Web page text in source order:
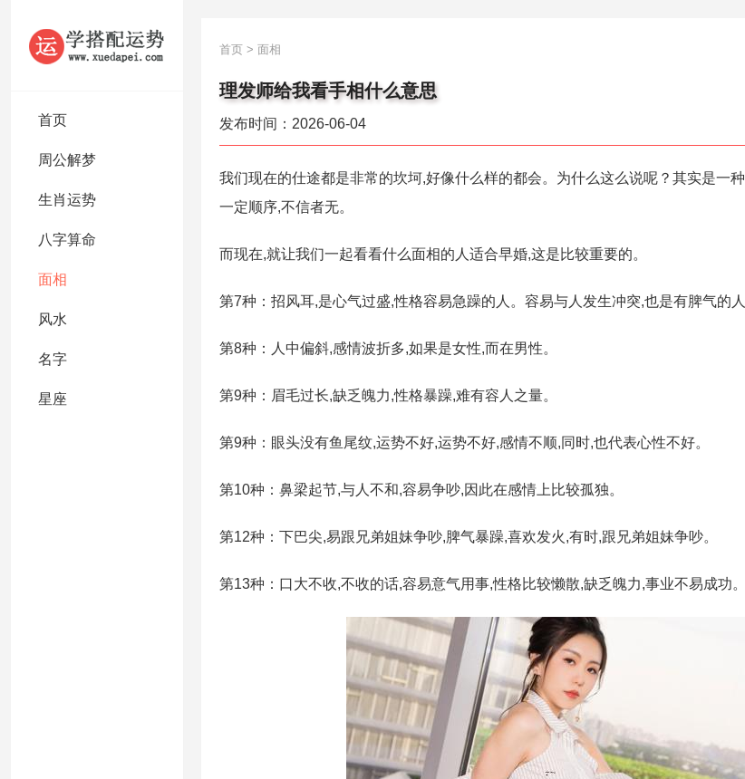
首页
周公解梦
生肖运势
八字算命
面相
风水
名字
星座
首页 > 面相
理发师给我看手相什么意思
发布时间：2026-06-04
我们现在的仕途都是非常的坎坷,好像什么样的都会。为什么这么说呢？其实是一
一定顺序,不信者无。
而现在,就让我们一起看看什么面相的人适合早婚,这是比较重要的。
第7种：招风耳,是心气过盛,性格容易急躁的人。容易与人发生冲突,也是有脾气的人
第8种：人中偏斜,感情波折多,如果是女性,而在男性。
第9种：眉毛过长,缺乏魄力,性格暴躁,难有容人之量。
第9种：眼头没有鱼尾纹,运势不好,运势不好,感情不顺,同时,也代表心性不好。
第10种：鼻梁起节,与人不和,容易争吵,因此在感情上比较孤独。
第12种：下巴尖,易跟兄弟姐妹争吵,脾气暴躁,喜欢发火,有时,跟兄弟姐妹争吵。
第13种：口大不收,不收的话,容易意气用事,性格比较懒散,缺乏魄力,事业不易成功。